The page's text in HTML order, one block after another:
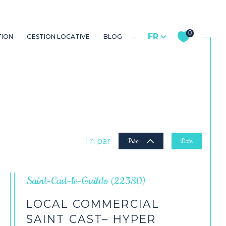
Commerces
biens
GESTION LOCATIVE BLOG Langue
FR 0
Tri par Prix Date
Saint-Cast-le-Guildo (22380)
LOCAL COMMERCIAL
SAINT CAST– HYPER